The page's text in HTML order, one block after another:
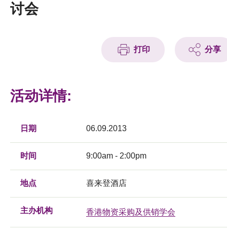
讨会
打印 分享
活动详情:
日期 06.09.2013
时间 9:00am - 2:00pm
地点 喜来登酒店
主办机构 香港物资采购及供销学会